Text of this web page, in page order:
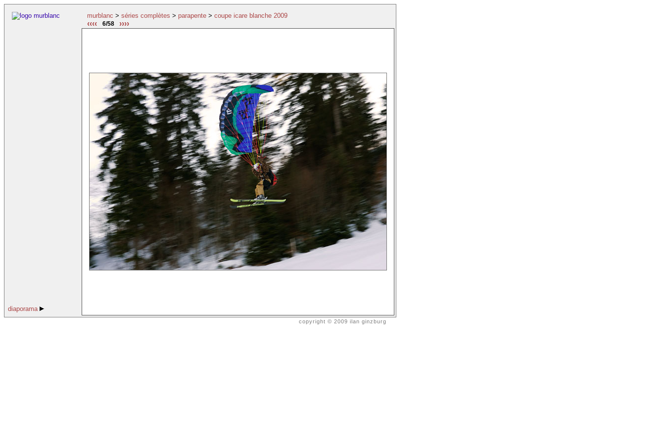
murblanc > séries complètes > parapente > coupe icare blanche 2009
‹‹‹‹ 6/58 ››››
diaporama
copyright © 2009 ilan ginzburg